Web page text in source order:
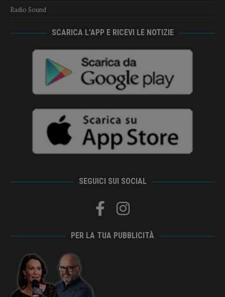
Radio Sound
SCARICA L’APP E RICEVI LE NOTIZIE
SEGUICI SUI SOCIAL
PER LA TUA PUBBLICITÀ